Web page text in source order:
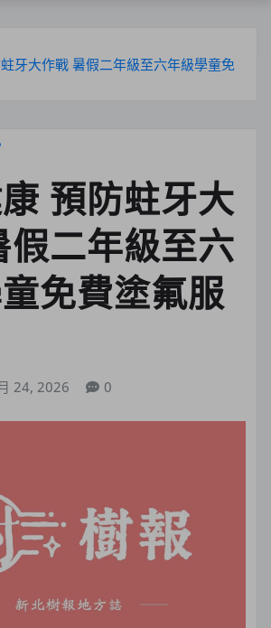
牙大作戰 暑假二年級至六年級學童免
預防蛀牙大
假二年級至六
免費塗氟服
24, 2026 0